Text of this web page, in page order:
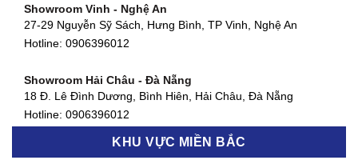
Showroom Quận 4 - TP. HCM
127 Khánh Hội, Phường 3, Quận 4,TP. HCM
Showroom Quận 7 - TP. HCM
877 Huỳnh Tấn Phát, Phú Thuận, Quận 7, TP HCM
Hotline:0906396012
Showroom Vinh - Nghệ An
27-29 Nguyễn Sỹ Sách, Hưng Bình, TP Vinh, Nghệ An
Hotline: 0906396012
Showroom Hải Châu - Đà Nẵng
18 Đ. Lê Đình Dương, Bình Hiên, Hải Châu, Đà Nẵng
Hotline: 0906396012
Showroom Thanh Khê - Đà Nẵng
KHU VỰC MIỀN BẮC